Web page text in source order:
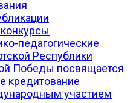
педагогические
Республики
Победы посвящается
кредитование
участием